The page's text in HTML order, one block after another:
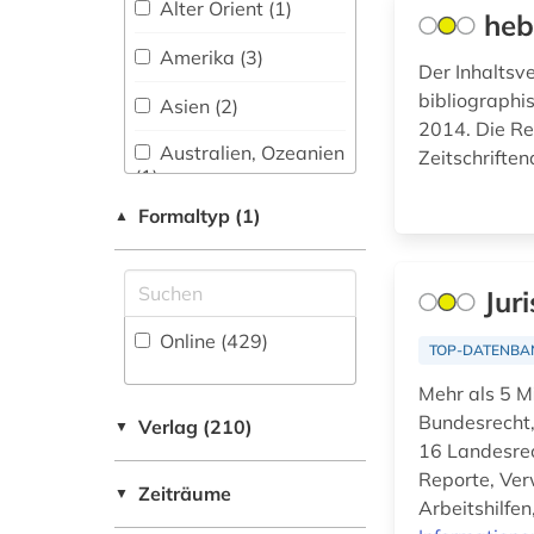
Mathematik (14)
Medien (1)
Medien- und
Kommunikationswissenschaften,
Musikwissenschaft
(13)
Natur- und
Umweltschutz (10)
Pädagogik (15)
Physik (13)
arbeitsrecht (5)
arbeitsschutz (1)
arbeitssicherheit (1)
archivbestand (1)
asyl (3)
asylrecht (3)
asylverfahren (1)
auschwitz-prozess
(1)
Alter Orient (1)
Amerika (3)
Asien (2)
Australien, Ozeanien
(1)
Baden-
Wuerttemberg (7)
Bayern (6)
Belgien (4)
Bosnien-
Herzegowina (1)
▲ Formaltyp (1)
Online (429)
▼ Verlag (210)
▼ Zeiträume
Der
2014. Die
TOP-
Mehr als 5
16
Reporte,